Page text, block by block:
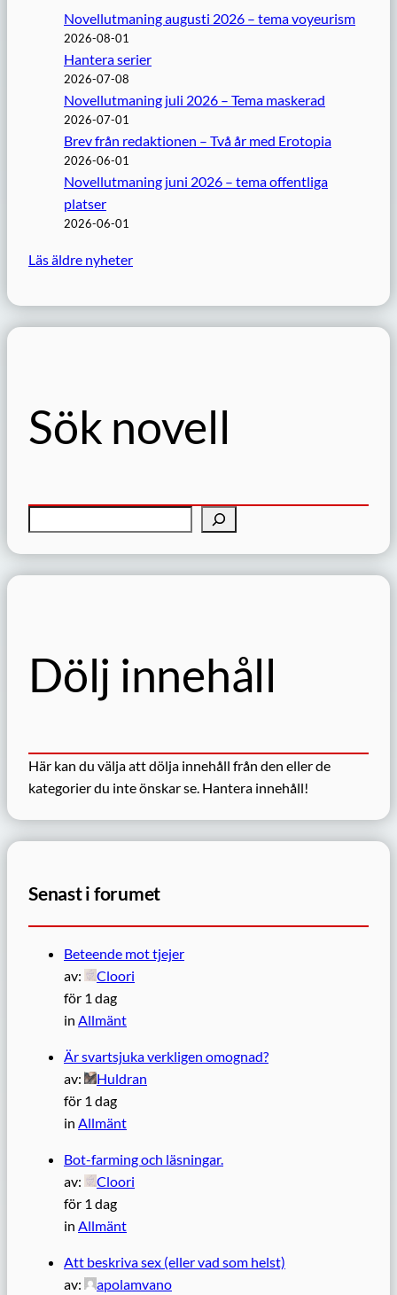
Novellutmaning augusti 2026 – tema voyeurism
2026-08-01
Hantera serier
2026-07-08
Novellutmaning juli 2026 – Tema maskerad
2026-07-01
Brev från redaktionen – Två år med Erotopia
2026-06-01
Novellutmaning juni 2026 – tema offentliga
platser
2026-06-01
Läs äldre nyheter
Sök novell
ö
Dölj innehåll
Här kan du välja att dölja innehåll från den eller de
kategorier du inte önskar se. Hantera innehåll!
Senast i forumet
Beteende mot tjejer
av:
Cloori
för 1 dag
in Allmänt
Är svartsjuka verkligen omognad?
av:
Huldran
för 1 dag
in Allmänt
Bot-farming och läsningar.
av:
Cloori
för 1 dag
in Allmänt
Att beskriva sex (eller vad som helst)
av:
apolamvano